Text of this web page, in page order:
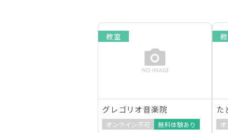
教室
グレゴリオ音楽院
オンライン不可
無料体験あり
た